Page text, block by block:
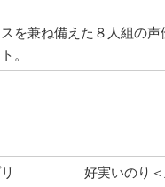
を兼ね備えた８人組の声
。
好実いのり